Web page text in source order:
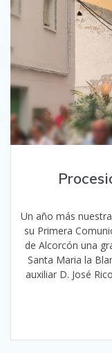
Un año más
su Primera
de Alcorcón una
Santa Maria la
auxiliar D. José